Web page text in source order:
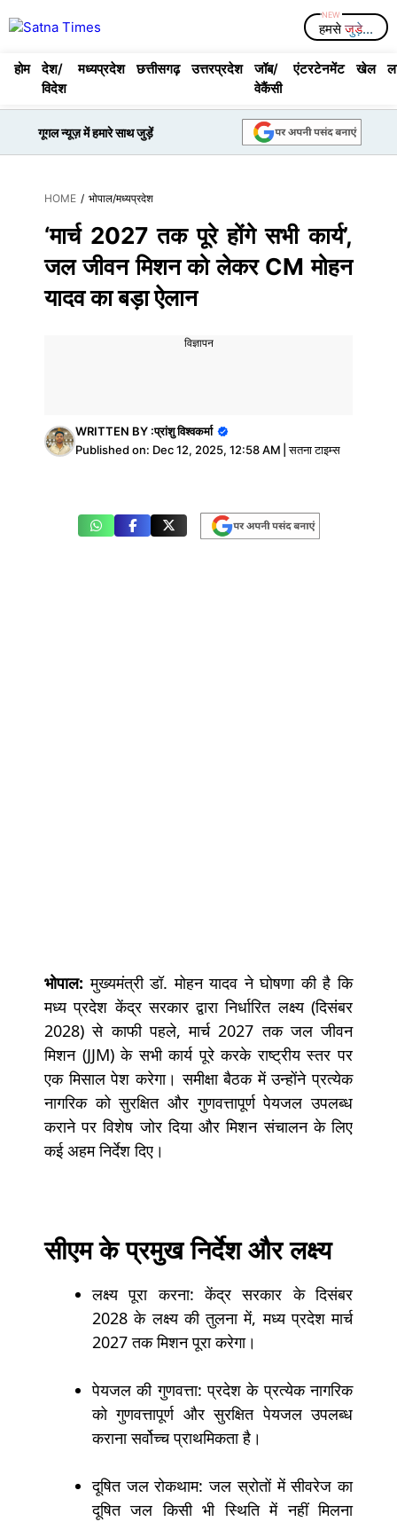
to
Menuहमसेजुड़े...
होम
देश/
विदेश
मध्यप्रदेश छत्तीसगढ़ उत्तरप्रदेश
जॉब/
वेकैंसी
एंटरटेनमेंट खेल
गूगल न्यूज़ में हमारे साथ जुड़ें
HOME / भोपाल/मध्यप्रदेश
‘मार्च 2027 तक पूरे होंगे सभी कार्य’,
जल जीवन मिशन को लेकर CM मोहन
यादव का बड़ा ऐलान
विज्ञापन
WRITTEN BY :प्रांशु विश्वकर्मा
Published on: Dec 12, 2025, 12:58 AM |सतना टाइम्स
भोपाल: मुख्यमंत्री डॉ. मोहन यादव ने घोषणा की है कि
मध्य प्रदेश केंद्र सरकार द्वारा निर्धारित लक्ष्य (दिसंबर
2028) से काफी पहले, मार्च 2027 तक जल जीवन
मिशन (JJM) के सभी कार्य पूरे करके राष्ट्रीय स्तर पर
एक मिसाल पेश करेगा। समीक्षा बैठक में उन्होंने प्रत्येक
नागरिक को सुरक्षित और गुणवत्तापूर्ण पेयजल उपलब्ध
कराने पर विशेष जोर दिया और मिशन संचालन के लिए
कई अहम निर्देश दिए।
सीएम के प्रमुख निर्देश और लक्ष्य
लक्ष्य पूरा करना: केंद्र सरकार के दिसंबर
2028 के लक्ष्य की तुलना में, मध्य प्रदेश मार्च
2027 तक मिशन पूरा करेगा।
पेयजल की गुणवत्ता: प्रदेश के प्रत्येक नागरिक
को गुणवत्तापूर्ण और सुरक्षित पेयजल उपलब्ध
कराना सर्वोच्च प्राथमिकता है।
दूषित जल रोकथाम: जल स्रोतों में सीवरेज का
दूषित जल किसी भी स्थिति में नहीं मिलना